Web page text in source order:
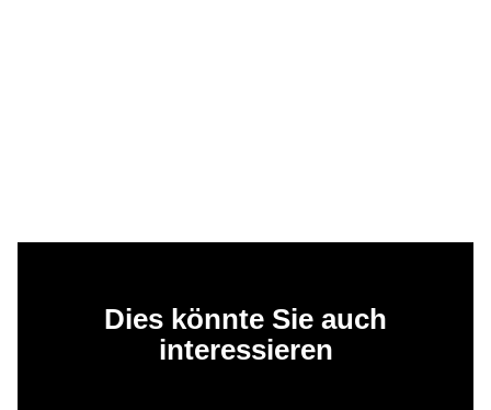
Dies könnte Sie auch
interessieren